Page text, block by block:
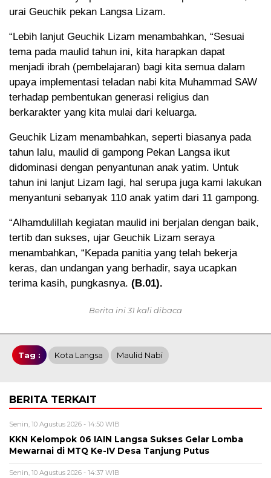
urai Geuchik pekan Langsa Lizam.
“Lebih lanjut Geuchik Lizam menambahkan, “Sesuai
tema pada maulid tahun ini, kita harapkan dapat
menjadi ibrah (pembelajaran) bagi kita semua dalam
upaya implementasi teladan nabi kita Muhammad SAW
terhadap pembentukan generasi religius dan
berkarakter yang kita mulai dari keluarga.
Geuchik Lizam menambahkan, seperti biasanya pada
tahun lalu, maulid di gampong Pekan Langsa ikut
didominasi dengan penyantunan anak yatim. Untuk
tahun ini lanjut Lizam lagi, hal serupa juga kami lakukan
menyantuni sebanyak 110 anak yatim dari 11 gampong.
“Alhamdulillah kegiatan maulid ini berjalan dengan baik,
tertib dan sukses, ujar Geuchik Lizam seraya
menambahkan, “Kepada panitia yang telah bekerja
keras, dan undangan yang berhadir, saya ucapkan
terima kasih, pungkasnya. (B.01).
Berita ini 31 kali dibaca
Tag : Kota Langsa Maulid Nabi
BERITA TERKAIT
Senin, 10 Agustus 2026 - 14:50 WIB
KKN Kelompok 06 IAIN Langsa Sukses Gelar Lomba
Mewarnai di MTQ Ke-IV Desa Tanjung Putus
Senin, 10 Agustus 2026 - 14:37 WIB